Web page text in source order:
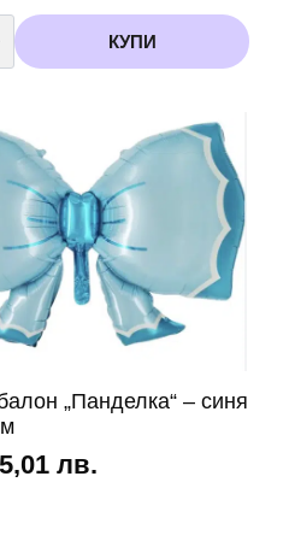
КУПИ
„Панделка“ – синя
лв.